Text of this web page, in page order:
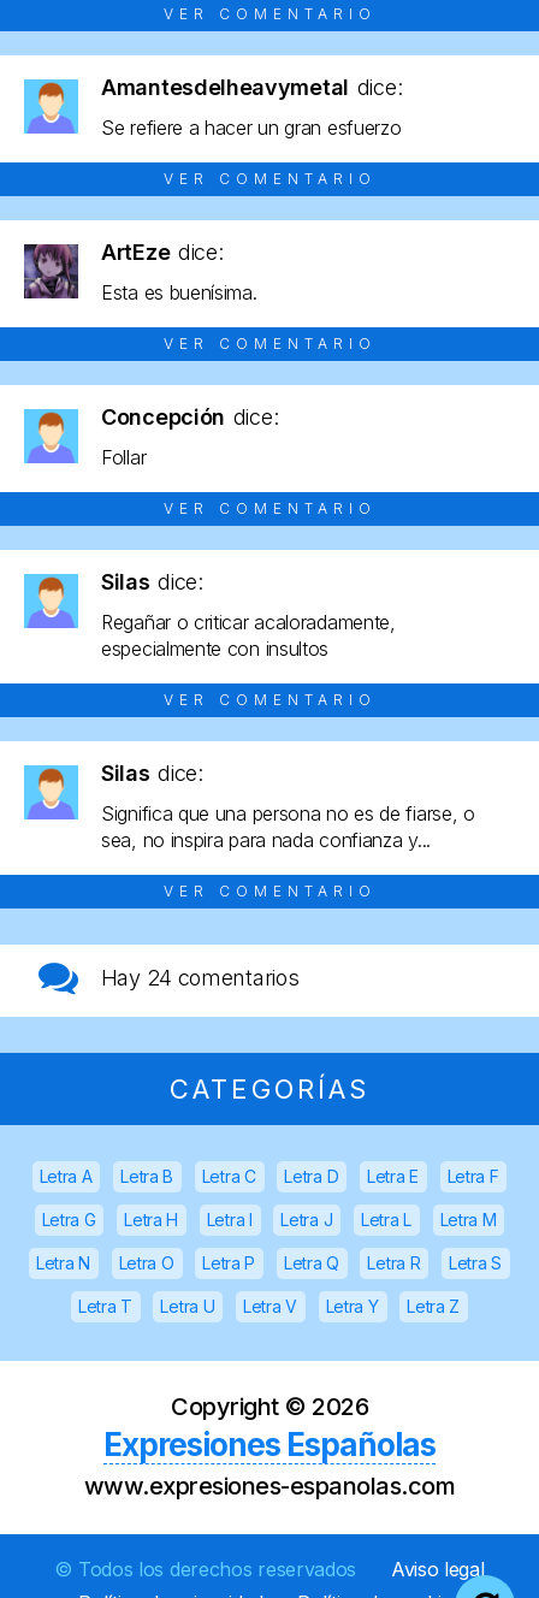
VER COMENTARIO
Amantesdelheavymetal dice:
Se refiere a hacer un gran esfuerzo
VER COMENTARIO
ArtEze dice:
Esta es buenísima.
VER COMENTARIO
Concepción dice:
Follar
VER COMENTARIO
Silas dice:
Regañar o criticar acaloradamente,
especialmente con insultos
VER COMENTARIO
Silas dice:
Significa que una persona no es de fiarse, o
sea, no inspira para nada confianza y...
VER COMENTARIO
Hay 24 comentarios
CATEGORÍAS
Letra A Letra B Letra C Letra D Letra E Letra F
Letra G Letra H Letra I Letra J Letra L Letra M
Letra N Letra O Letra P Letra Q Letra R Letra S
Letra T Letra U Letra V Letra Y Letra Z
Copyright © 2026
Expresiones Españolas
www.expresiones-espanolas.com
© Todos los derechos reservados
Aviso legal